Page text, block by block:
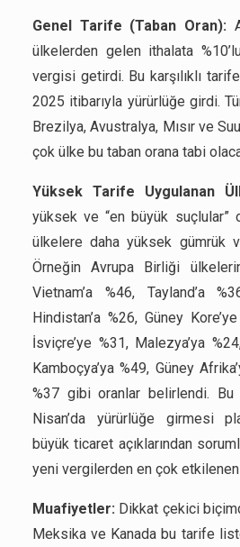
Genel Tarife (Taban Oran):
ülkelerden gelen ithalata
vergisi getirdi. Bu karşılıklı
2025 itibarıyla yürürlüğe girdi.
Brezilya, Avustralya, Mısır ve
çok ülke bu taban orana tabi
Yüksek Tarife Uygulanan
yüksek ve “en büyük suçlular”
ülkelere daha yüksek gümrük
Örneğin Avrupa Birliği
Vietnam’a %46, Tayland’a
Hindistan’a %26, Güney
İsviçre’ye %31, Malezya’ya
Kamboçya’ya %49, Güney
%37 gibi oranlar belirlendi.
Nisan’da yürürlüğe girmesi
büyük ticaret açıklarından
yeni vergilerden en çok
Muafiyetler: Dikkat çekici
Meksika ve Kanada bu tarife